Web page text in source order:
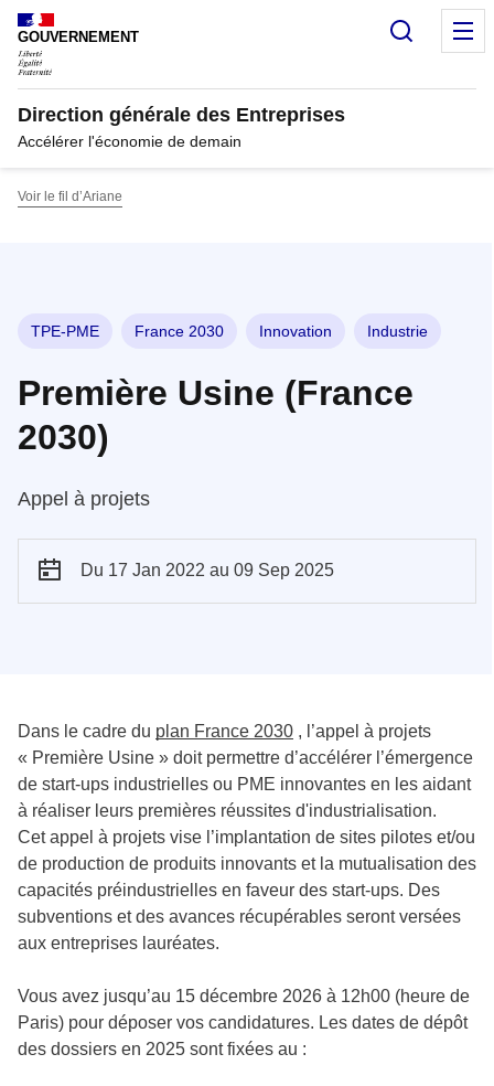
Panneau de gestion des cookies
GOUVERNEMENT
Direction générale des Entreprises
Accélérer l'économie de demain
Voir le fil d’Ariane
TPE-PME France 2030 Innovation Industrie
Première Usine (France
2030)
Appel à projets
Du 17 Jan 2022 au 09 Sep 2025
Dans le cadre du plan France 2030 , l’appel à projets
« Première Usine » doit permettre d’accélérer l’émergence
de start-ups industrielles ou PME innovantes en les aidant
à réaliser leurs premières réussites d'industrialisation.
Cet appel à projets vise l’implantation de sites pilotes et/ou
de production de produits innovants et la mutualisation des
capacités préindustrielles en faveur des start-ups. Des
subventions et des avances récupérables seront versées
aux entreprises lauréates.
Vous avez jusqu’au 15 décembre 2026 à 12h00 (heure de
Paris) pour déposer vos candidatures. Les dates de dépôt
des dossiers en 2025 sont fixées au :